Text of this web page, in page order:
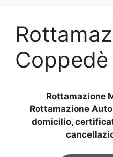
Coppedè
Rottamazione
Rottamazione
domicilio,